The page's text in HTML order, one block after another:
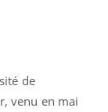
de
venu en mai